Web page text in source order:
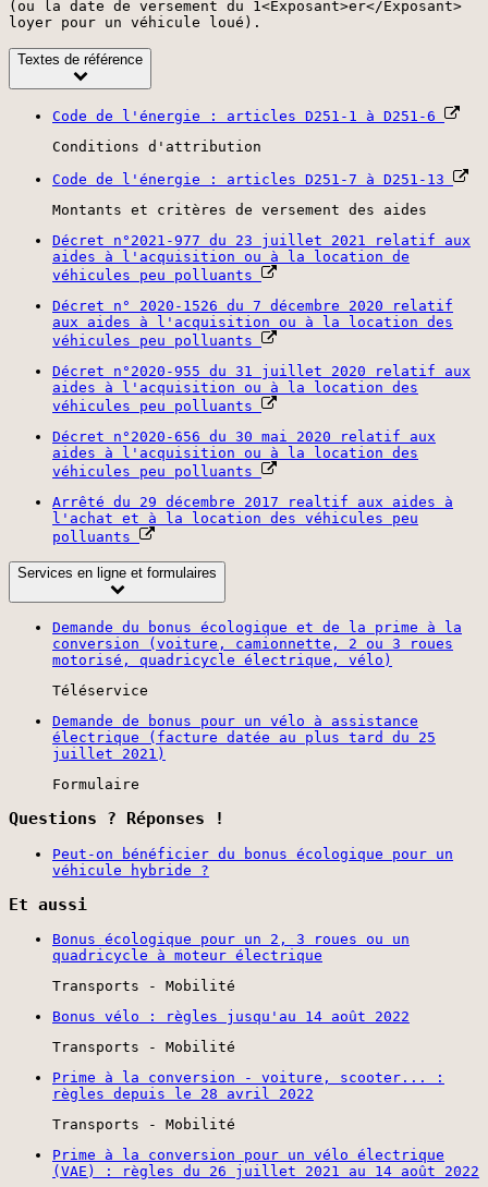
(ou la date de versement du 1<Exposant>er</Exposant>
loyer pour un véhicule loué).
Textes de référence
Code de l'énergie : articles D251-1 à D251-6
Conditions d'attribution
Code de l'énergie : articles D251-7 à D251-13
Montants et critères de versement des aides
Décret n°2021-977 du 23 juillet 2021 relatif aux
aides à l'acquisition ou à la location de
véhicules peu polluants
Décret n° 2020-1526 du 7 décembre 2020 relatif
aux aides à l'acquisition ou à la location des
véhicules peu polluants
Décret n°2020-955 du 31 juillet 2020 relatif aux
aides à l'acquisition ou à la location des
véhicules peu polluants
Décret n°2020-656 du 30 mai 2020 relatif aux
aides à l'acquisition ou à la location des
véhicules peu polluants
Arrêté du 29 décembre 2017 realtif aux aides à
l'achat et à la location des véhicules peu
polluants
Services en ligne et formulaires
Demande du bonus écologique et de la prime à la
conversion (voiture, camionnette, 2 ou 3 roues
motorisé, quadricycle électrique, vélo)
Téléservice
Demande de bonus pour un vélo à assistance
électrique (facture datée au plus tard du 25
juillet 2021)
Formulaire
Questions ? Réponses !
Peut-on bénéficier du bonus écologique pour un
véhicule hybride ?
Et aussi
Bonus écologique pour un 2, 3 roues ou un
quadricycle à moteur électrique
Transports - Mobilité
Bonus vélo : règles jusqu'au 14 août 2022
Transports - Mobilité
Prime à la conversion - voiture, scooter... :
règles depuis le 28 avril 2022
Transports - Mobilité
Prime à la conversion pour un vélo électrique
(VAE) : règles du 26 juillet 2021 au 14 août 2022